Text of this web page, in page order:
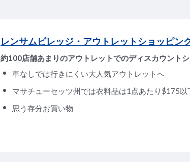
レンサムビレッジ・アウトレットショッピン
約100店舗あまりのアウトレットでのディスカウント
車なしでは行きにくい大人気アウトレットへ
マサチューセッツ州では衣料品は1点あたり$175以
思う存分お買い物